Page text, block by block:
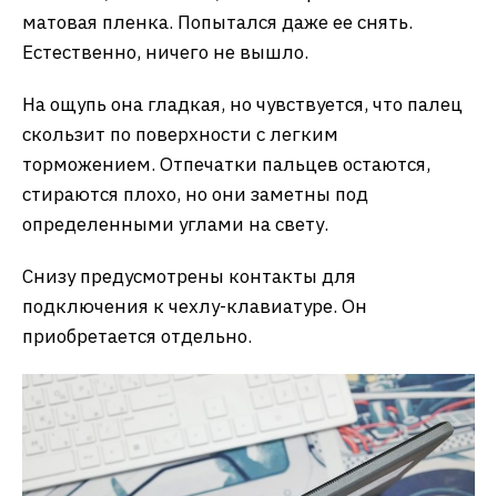
матовая пленка. Попытался даже ее снять.
Естественно, ничего не вышло.
На ощупь она гладкая, но чувствуется, что палец
скользит по поверхности с легким
торможением. Отпечатки пальцев остаются,
стираются плохо, но они заметны под
определенными углами на свету.
Снизу предусмотрены контакты для
подключения к чехлу-клавиатуре. Он
приобретается отдельно.